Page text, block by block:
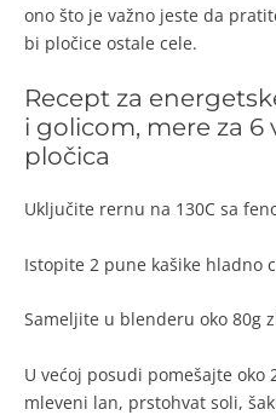
ono što je važno jeste da
bi pločice ostale cele.
Recept za
i golicom, mere za 6
pločica
Uključite rernu na 130C sa
Istopite 2 pune kašike hladno
Sameljite u blenderu oko 80g
U većoj posudi pomešajte oko
mleveni lan, prstohvat soli,